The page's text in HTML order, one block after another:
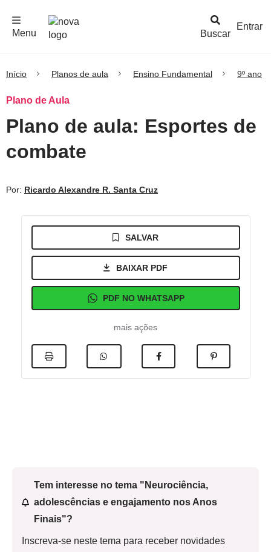
Buscar
Menu
Entrar
Início Planos de aula Ensino Fundamental 9º ano
Plano de Aula
Plano de aula: Esportes de
combate
Por: Ricardo Alexandre R. Santa Cruz
SALVAR
BAIXAR PDF
PDF NO WHATSAPP
mais ações
Tem interesse no tema "Neurociência,
adolescências e engajamento nos Anos
Finais"?
Inscreva-se neste tema para receber novidades